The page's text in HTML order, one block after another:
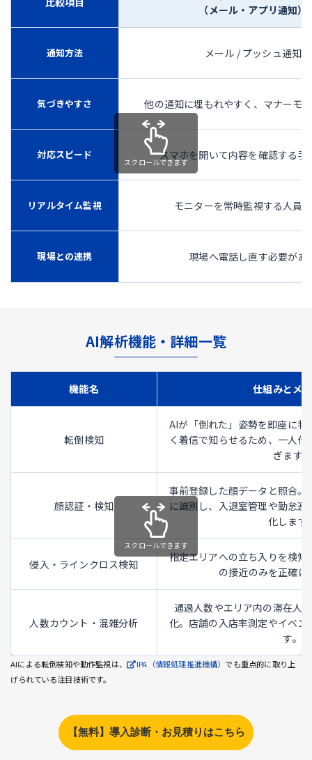
（メール・アプリ通知）
通知方法 メール / プッシュ通知
気づきやすさ 他の通知に埋もれやすく、マナーモ
対応スピード スマホを開いて内容を確認する手
リアルタイム監視 モニターを常時監視する人員
現場との連携 現場へ電話し直す必要があ
AI解析機能・詳細一覧
機能名 仕組みとメ
転倒検知
AIが「倒れた」姿勢を即座に判
く着信で知らせるため、一人
ぎます。
顔認証・検知
事前登録した顔データと照合
に識別し、入退室管理や勤怠
化します
侵入・ラインクロス検知
指定エリアへの立ち入りを検
の接近のみを正確に
人数カウント・混雑分析
通過人数やエリア内の滞在人
化。店舗の入店率測定やイベ
す。
AIによる転倒検知や動作監視は、 IPA（情報処理推進機構） でも重点的に取り上
げられている注目技術です。
【無料】導入診断・お見積りはこちら